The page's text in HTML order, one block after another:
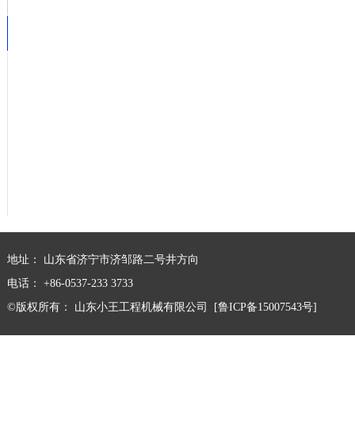
地址： 山东省济宁市济邹路二号井方向
电话： +86-0537-233 3733
©版权所有： 山东小王工程机械有限公司 [鲁ICP备15007543号]